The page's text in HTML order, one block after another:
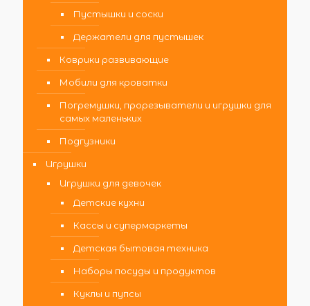
Пустышки и соски
Держатели для пустышек
Коврики развивающие
Мобили для кроватки
Погремушки, прорезыватели и игрушки для
самых маленьких
Подгузники
Игрушки
Игрушки для девочек
Детские кухни
Кассы и супермаркеты
Детская бытовая техника
Наборы посуды и продуктов
Куклы и пупсы